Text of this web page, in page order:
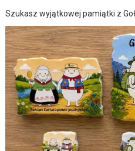
Szukasz wyjątkowej pamiątki z